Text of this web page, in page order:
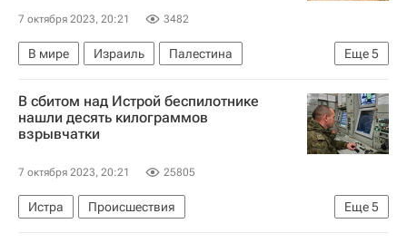
7 октября 2023, 20:21 3482
Еще5
В мире Израиль
Палестина
Биньямин Нетаньяху
Махмуд Аббас
ХАМАС
ООН
Обострение палестино-израильского конфликта в 2023 году
В сбитом над Истрой беспилотнике
нашли десять килограммов
взрывчатки
7 октября 2023, 20:21 25805
Еще5
Истра
Происшествия
Специальная военная операция на Украине